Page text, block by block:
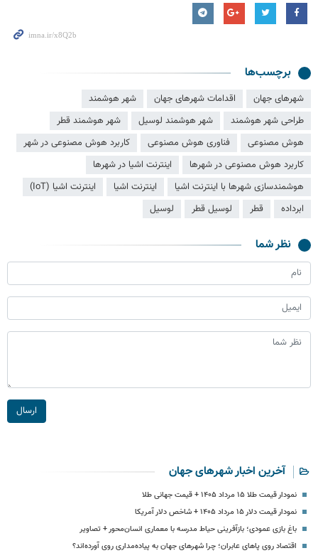
برچسب‌ها
شهرهای جهان اقدامات شهرهای جهان
شهر هوشمند
طراحی شهر هوشمند
شهر هوشمند لوسیل
شهر هوشمند قطر
هوش مصنوعی
فناوری هوش مصنوعی
کاربرد هوش مصنوعی در شهر
کاربرد هوش مصنوعی در شهرها
اینترنت اشیا در شهرها
هوشمندسازی شهرها با اینترنت اشیا
اینترنت اشیا
اینترنت اشیا (IoT)
ابرداده
قطر لوسیل قطر لوسیل
نظر شما
ارسال
آخرین اخبار شهرهای جهان
نمودار قیمت طلا ۱۵ مرداد ۱۴۰۵ + قیمت جهانی طلا
نمودار قیمت دلار ۱۵ مرداد ۱۴۰۵ + شاخص دلار آمریکا
باغ بازی عمودی؛ بازآفرینی حیاط مدرسه با معماری انسان‌محور + تصاویر
اقتصاد روی پاهای عابران؛ چرا شهرهای جهان به پیاده‌مداری روی آورده‌اند؟